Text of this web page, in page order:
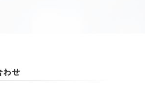
わせ